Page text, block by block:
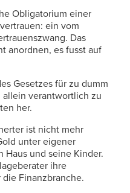
Obligatorium einer
ein vom
Das
anordnen, es fusst auf
Gesetzes für zu dumm
verantwortlich zu
her.
ist nicht mehr
unter eigener
Haus und seine Kinder.
ihre
Finanzbranche.